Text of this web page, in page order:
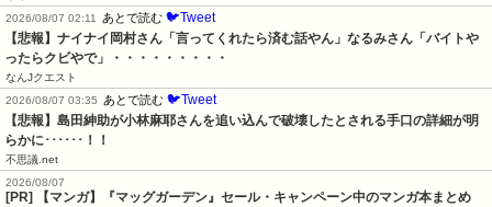
2026/08/07 02:11
あとで読む 🐦Tweet
【悲報】ナイナイ岡村さん「言ってくれたら済む話やん」なるみさん「バイトや
ったらクビやで」・・・・・・・・・
なんJクエスト
2026/08/07 03:35
あとで読む 🐦Tweet
【悲報】島田紳助が小林麻耶さんを追い込んで破壊したとされる手口の詳細が明
らかに･･････！！
不思議.net
2026/08/07
[PR] 【マンガ】『マッグガーデン』セール・キャンペーン中のマンガ本まとめ